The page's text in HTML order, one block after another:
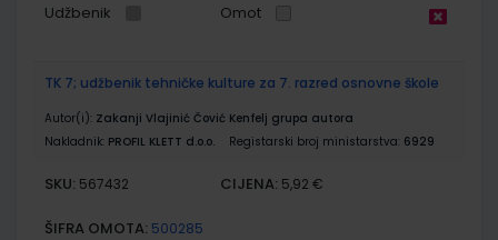
Udžbenik Omot
TK 7; udžbenik tehničke kulture za 7. razred osnovne škole
Autor(i): Zakanji Vlajinić Čović Kenfelj grupa autora
Nakladnik: PROFIL KLETT d.o.o. Registarski broj ministarstva: 6929
SKU: 567432 CIJENA: 5,92 €
ŠIFRA OMOTA: 500285